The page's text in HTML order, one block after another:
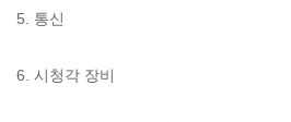
5. 통신
6. 시청각 장비